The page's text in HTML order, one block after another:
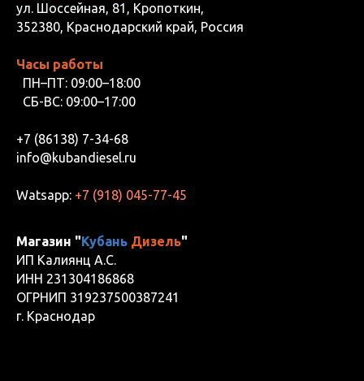
ул. Шоссейная, 81, Кропоткин,
352380, Краснодарский край, Россия
Часы работы
ПН–ПТ: 09:00–18:00
СБ-ВС: 09:00–17:00
+7 (86138) 7-34-68
info@kubandiesel.ru
Watsapp: +7 (918) 045-77-45
Магазин "Кубань Дизель"
ИП Калиянц А.С.
ИНН 231304186868
ОГРНИП 319237500387241
г. Краснодар